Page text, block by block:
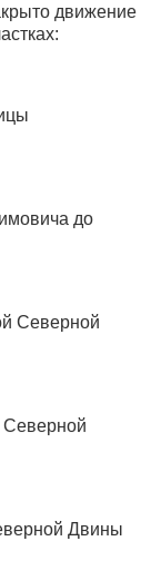
движение
до
Северной
Северной
Двины